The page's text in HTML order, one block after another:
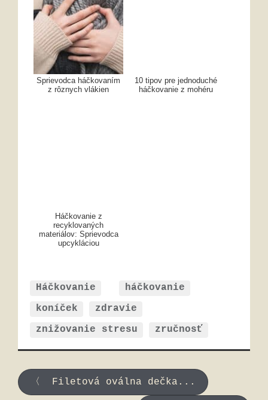
Sprievodca háčkovaním
z rôznych vlákien
10 tipov pre jednoduché
háčkovanie z mohéru
Háčkovanie z
recyklovaných
materiálov: Sprievodca
upcykláciou
Háčkovanie
háčkovanie
koníček
zdravie
znižovanie stresu
zručnosť
〈 Filetová oválna dečka...